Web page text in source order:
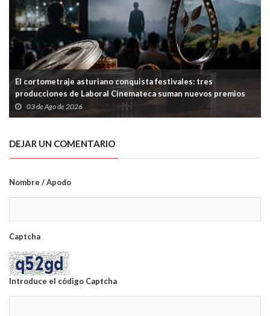
El cortometraje asturiano conquista festivales: tres
producciones de Laboral Cinemateca suman nuevos premios
03 de Ago de 2026
DEJAR UN COMENTARIO
Nombre / Apodo
Captcha
Introduce el código Captcha